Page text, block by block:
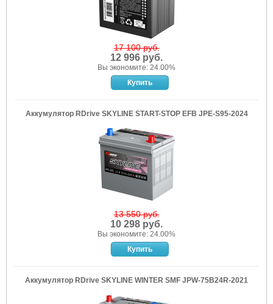
17 100 руб.
12 996 руб.
Вы экономите: 24.00%
Аккумулятор RDrive SKYLINE START-STOP EFB JPE-S95-2024
13 550 руб.
10 298 руб.
Вы экономите: 24.00%
Аккумулятор RDrive SKYLINE WINTER SMF JPW-75B24R-2021